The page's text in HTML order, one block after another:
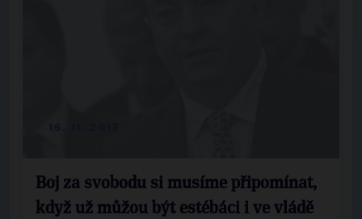
Boj za svobodu si musíme připomínat,
když už můžou být estébáci i ve vládě